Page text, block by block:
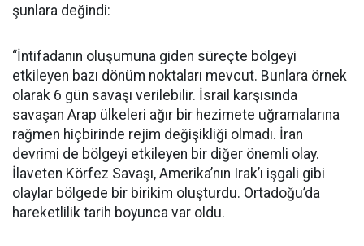
şunlara değindi:
“İntifadanın oluşumuna giden süreçte bölgeyi
etkileyen bazı dönüm noktaları mevcut. Bunlara örnek
olarak 6 gün savaşı verilebilir. İsrail karşısında
savaşan Arap ülkeleri ağır bir hezimete uğramalarına
rağmen hiçbirinde rejim değişikliği olmadı. İran
devrimi de bölgeyi etkileyen bir diğer önemli olay.
İlaveten Körfez Savaşı, Amerika’nın Irak’ı işgali gibi
olaylar bölgede bir birikim oluşturdu. Ortadoğu’da
hareketlilik tarih boyunca var oldu.